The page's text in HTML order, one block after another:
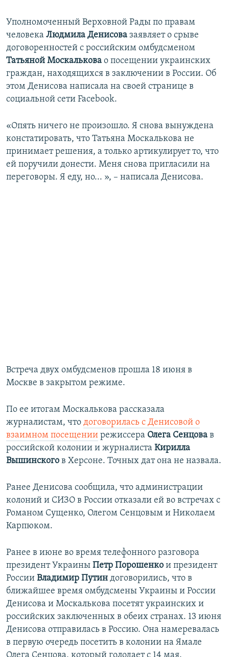
Уполномоченный Верховной Рады по правам
человека Людмила Денисова заявляет о срыве
договоренностей с российским омбудсменом
Татьяной Москалькова о посещении украинских
граждан, находящихся в заключении в России. Об
этом Денисова написала на своей странице в
социальной сети Facebook.
«Опять ничего не произошло. Я снова вынуждена
констатировать, что Татьяна Москалькова не
принимает решения, а только артикулирует то, что
ей поручили донести. Меня снова пригласили на
переговоры. Я еду, но... », – написала Денисова.
Встреча двух омбудсменов прошла 18 июня в
Москве в закрытом режиме.
По ее итогам Москалькова рассказала
журналистам, что договорилась с Денисовой о
взаимном посещении режиссера Олега Сенцова в
российской колонии и журналиста Кирилла
Вышинского в Херсоне. Точных дат она не назвала.
Ранее Денисова сообщила, что администрации
колоний и СИЗО в России отказали ей во встречах с
Романом Сущенко, Олегом Сенцовым и Николаем
Карпюком.
Ранее в июне во время телефонного разговора
президент Украины Петр Порошенко и президент
России Владимир Путин договорились, что в
ближайшее время омбудсмены Украины и России
Денисова и Москалькова посетят украинских и
российских заключенных в обеих странах. 13 июня
Денисова отправилась в Россию. Она намеревалась
в первую очередь посетить в колонии на Ямале